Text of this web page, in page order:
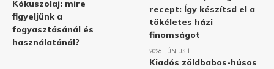
Kókuszolaj: mire
figyeljünk a
fogyasztásánál és
használatánál?
recept: Így készítsd el a
tökéletes házi
finomságot
2026. JÚNIUS 1.
Kiadós zöldbabos-húsos